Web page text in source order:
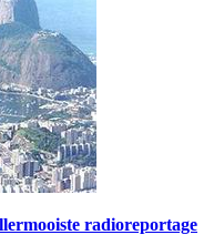
radioreportage